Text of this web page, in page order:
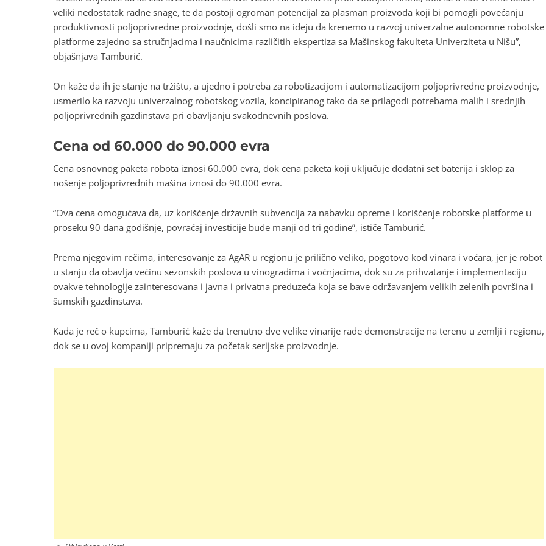
veliki nedostatak radne snage, te da postoji ogroman potencijal za plasman proizvoda koji bi pomogli povećanju
produktivnosti poljoprivredne proizvodnje, došli smo na ideju da krenemo u razvoj univerzalne autonomne robotske
platforme zajedno sa stručnjacima i naučnicima različitih ekspertiza sa Mašinskog fakulteta Univerziteta u Nišu”,
objašnjava Tamburić.
On kaže da ih je stanje na tržištu, a ujedno i potreba za robotizacijom i automatizacijom poljoprivredne proizvodnje,
usmerilo ka razvoju univerzalnog robotskog vozila, koncipiranog tako da se prilagodi potrebama malih i srednjih
poljoprivrednih gazdinstava pri obavljanju svakodnevnih poslova.
Cena od 60.000 do 90.000 evra
Cena osnovnog paketa robota iznosi 60.000 evra, dok cena paketa koji uključuje dodatni set baterija i sklop za
nošenje poljoprivrednih mašina iznosi do 90.000 evra.
“Ova cena omogućava da, uz korišćenje državnih subvencija za nabavku opreme i korišćenje robotske platforme u
proseku 90 dana godišnje, povraćaj investicije bude manji od tri godine”, ističe Tamburić.
Prema njegovim rečima, interesovanje za AgAR u regionu je prilično veliko, pogotovo kod vinara i voćara, jer je robot
u stanju da obavlja većinu sezonskih poslova u vinogradima i voćnjacima, dok su za prihvatanje i implementaciju
ovakve tehnologije zainteresovana i javna i privatna preduzeća koja se bave održavanjem velikih zelenih površina i
šumskih gazdinstava.
Kada je reč o kupcima, Tamburić kaže da trenutno dve velike vinarije rade demonstracije na terenu u zemlji i regionu,
dok se u ovoj kompaniji pripremaju za početak serijske proizvodnje.